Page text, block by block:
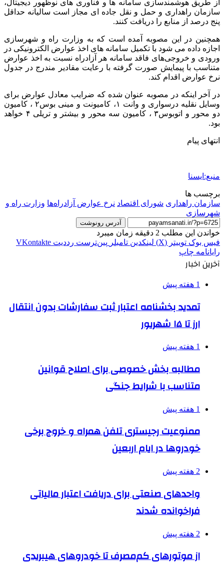
از طریق هوشمندسازی سامانه ها و فناوری های نوظهور دیجیتال،
سازمان راهداری و حمل و نقل جاده ای مجاز است سالیانه حداقل
پنج درصد از منابع را دریافت کنند.
همچنین در این مصوبه آمده است که به وزارت راه و شهرسازی
اجازه داده می شود با تکمیل سامانه های اخذ عوارض الکترونیکی در
ورودی و خروجی‌های فاقد سامانه هر آزادراه نسبت به اخذ عوارض
متناسب با پیمایش صورت گرفته با رعایت مقادیر مندرج در جدول
نرخ عوارض اقدام کند.
در آخر اینکه در مصوبه عنوان شده که ضرایب معادل عوارض برای
وسایل نقلیه درسواری و وانت ۱، کامیونت و مینی بوس۲ ، کامیون
دو محور و اتوبوس۳ ، کامیون سه محور و بیشتر و تریلی ۴ خواهد
بود.
انتهای پیام
منبع:ایسنا
برچسب ها
سازمان راهداری شورای اقتصاد نرخ عوارض آزادراه‌ها وزارت راه و
شهرسازی
آدرس رونوشت
خواندن این مطلب 2 دقیقه زمان میبرد
فیس بوک توییتر (X) لینکدین ‫تامبلر ‫پین‌ترست ‫رددیت ‫VKontakte
رایانامه چاپ
آخرین اخبار
1 هفته پیش
تمدید بخشنامه اعتبار ثبت سفارشات بدون انتقال
ارز تا ۱۵ شهریور
1 هفته پیش
مطالبه بخش خصوصی برای اصلاح قوانین
متناسب با شرایط جنگی
1 هفته پیش
ممنوعیت رجیستری تلفن همراه و خروج برخی
خودروها در ایام اربعین
2 هفته پیش
واحدهای صنعتی برای دریافت اعتبار مالیاتی
فراخوانده شدند
2 هفته پیش
از موتورهای کم‌مصرف تا خودروهای هیبریدی